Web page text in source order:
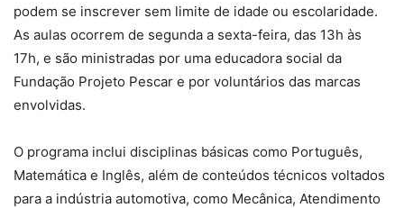
podem se inscrever sem limite de idade ou escolaridade.
As aulas ocorrem de segunda a sexta-feira, das 13h às
17h, e são ministradas por uma educadora social da
Fundação Projeto Pescar e por voluntários das marcas
envolvidas.
O programa inclui disciplinas básicas como Português,
Matemática e Inglês, além de conteúdos técnicos voltados
para a indústria automotiva, como Mecânica, Atendimento